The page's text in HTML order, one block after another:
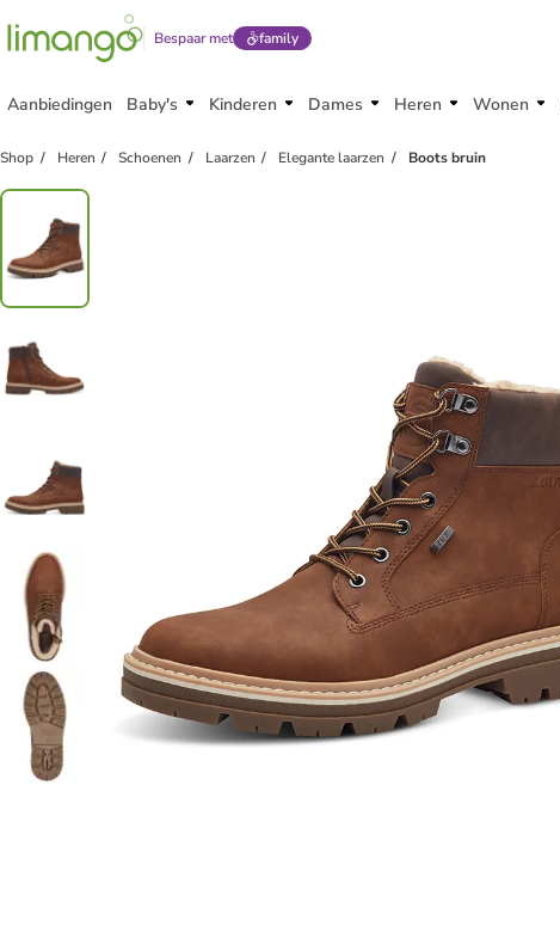
Bespaar met family
Aanbiedingen Baby's Kinderen Dames Heren Wonen
Shop Heren Schoenen Laarzen Elegante laarzen Boots bruin